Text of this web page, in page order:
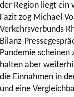
der Region liegt ein
Fazit zog Michael
Verkehrsverbunds
Bilanz-
Pandemie scheinen
halten aber
die Einnahmen in
und eine